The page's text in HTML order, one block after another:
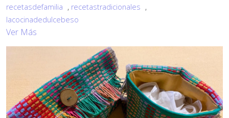
recetasdefamilia , recetastradicionales ,
lacocinadedulcebeso
Ver Más